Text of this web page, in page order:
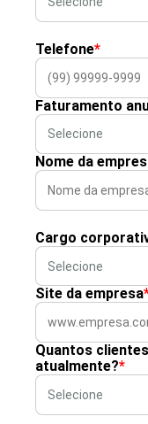
Telefone*
Faturamento
Nome da
Cargo
Site da empresa
Quantos
atualmente?*